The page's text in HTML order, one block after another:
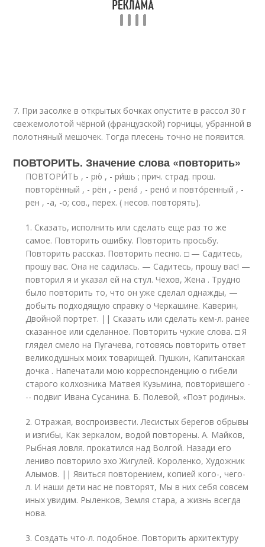
7. При засолке в открытых бочках опустите в рассол 30 г
свежемолотой чёрной (французской) горчицы, убранной в
полотняный мешочек. Тогда плесень точно не появится.
ПОВТОРИТЬ. Значение слова «повторить»
ПОВТОРИ́ТЬ , - рю́ , - ри́шь ; прич. страд. прош.
повторённый , - рён , - рена́ , - рено́ и повто́ренный , -
рен , -а, -о; сов., перех. ( несов. повторять).
1. Сказать, исполнить или сделать еще раз то же
самое. Повторить ошибку. Повторить просьбу.
Повторить рассказ. Повторить песню. □ — Садитесь,
прошу вас. Она не садилась. — Садитесь, прошу вас! —
повторил я и указал ей на стул. Чехов, Жена . Трудно
было повторить то, что он уже сделал однажды, —
добыть подходящую справку о Черкашине. Каверин,
Двойной портрет. || Сказать или сделать кем-л. ранее
сказанное или сделанное. Повторить чужие слова. □ Я
глядел смело на Пугачева, готовясь повторить ответ
великодушных моих товарищей. Пушкин, Капитанская
дочка . Напечатали мою корреспонденцию о гибели
старого колхозника Матвея Кузьмина, повторившего -
-- подвиг Ивана Сусанина. Б. Полевой, «Поэт родины».
2. Отражая, воспроизвести. Лесистых берегов обрывы
и изгибы, Как зеркалом, водой повторены. А. Майков,
Рыбная ловля. прокатился над Волгой. Назади его
лениво повторило эхо Жигулей. Короленко, Художник
Алымов. || Явиться повторением, копией кого-, чего-
л. И наши дети нас не повторят, Мы в них себя совсем
иных увидим. Рыленков, Земля стара, а жизнь всегда
нова.
3. Создать что-л. подобное. Повторить архитектуру